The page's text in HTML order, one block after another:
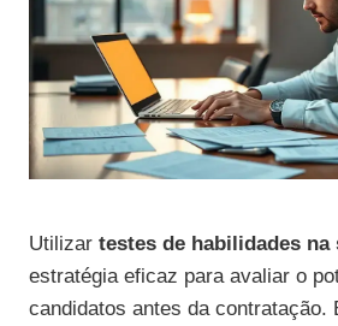
Utilizar testes de habilidades na
estratégia eficaz para avaliar o
candidatos antes da contratação.